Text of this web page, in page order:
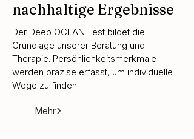
nachhaltige Ergebnisse
Der Deep OCEAN Test bildet die
Grundlage unserer Beratung und
Therapie. Persönlichkeitsmerkmale
werden präzise erfasst, um individuelle
Wege zu finden.
Mehr